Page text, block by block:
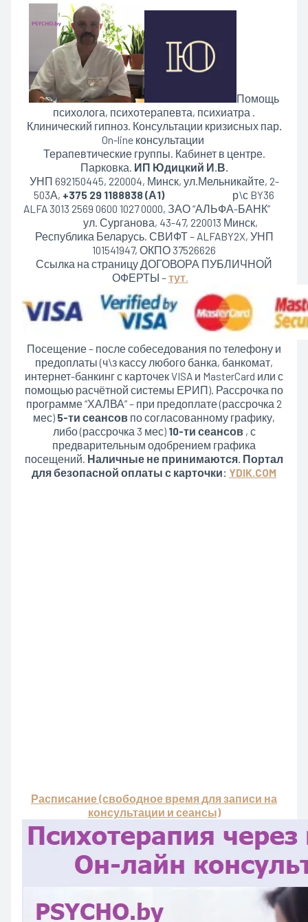
Помощь
психолога, психотерапевта, психиатра .
Клинический гипноз. Консультации кризисных пар.
On-line консультации
Терапевтические группы. Кабинет в центре.
Парковка. ИП Юдицкий И.В.
УНП 692150445, 220004, Минск, ул.Мельникайте, 2-
503А, +375 29 1188838 (А1)р\с BY36
ALFA 3013 2569 0600 1027 0000, ЗАО “АЛЬФА-БАНК”
ул. Сурганова, 43-47, 220013 Минск,
Республика Беларусь. СВИФТ – ALFABY2X, УНП
101541947, ОКПО 37526626
Ссылка на страницу ДОГОВОРА ПУБЛИЧНОЙ
ОФЕРТЫ –тут.
Посещение – после собеседования по телефону и
предоплаты (ч\з кассу любого банка, банкомат,
интернет-банкинг с карточек VISA и MasterCard или с
помощью расчётной системы ЕРИП). Рассрочка по
программе “ХАЛВА” – при предоплате (рассрочка 2
мес) 5-ти сеансов по согласованному графику,
либо (рассрочка 3 мес) 10-ти сеансов, с
предварительным одобрением графика
посещений. Наличные не принимаются. Портал
для безопасной оплаты с карточки: YDIK.COM
Расписание (свободное время для записи на
консультации и сеансы)